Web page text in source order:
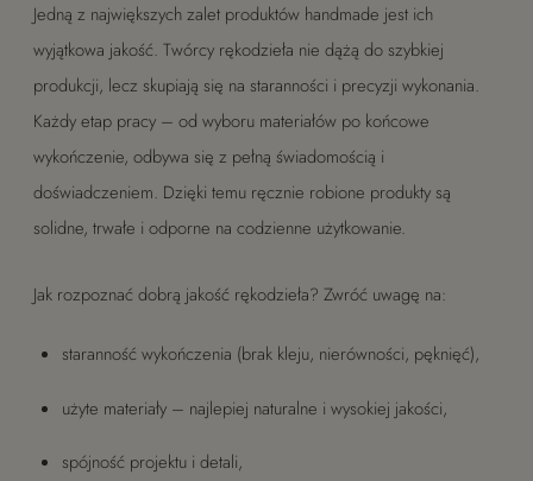
Jedną z największych zalet produktów handmade jest ich
wyjątkowa jakość. Twórcy rękodzieła nie dążą do szybkiej
produkcji, lecz skupiają się na staranności i precyzji wykonania.
Każdy etap pracy – od wyboru materiałów po końcowe
wykończenie, odbywa się z pełną świadomością i
doświadczeniem. Dzięki temu ręcznie robione produkty są
solidne, trwałe i odporne na codzienne użytkowanie.
Jak rozpoznać dobrą jakość rękodzieła? Zwróć uwagę na:
staranność wykończenia (brak kleju, nierówności, pęknięć),
użyte materiały – najlepiej naturalne i wysokiej jakości,
spójność projektu i detali,